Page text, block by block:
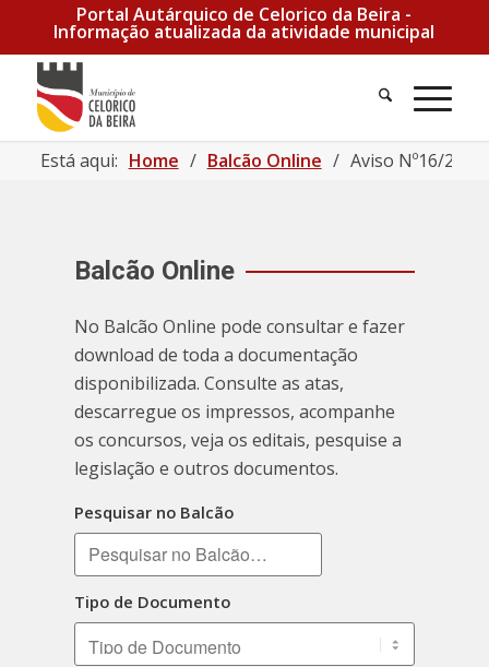
Portal Autárquico de Celorico da Beira -
Informação atualizada da atividade municipal
Pesquisa
Está aqui: Home / Balcão Online / Aviso Nº16/
Balcão Online
No Balcão Online pode consultar e fazer
download de toda a documentação
disponibilizada. Consulte as atas,
descarregue os impressos, acompanhe
os concursos, veja os editais, pesquise a
legislação e outros documentos.
Pesquisar no Balcão
Tipo de Documento